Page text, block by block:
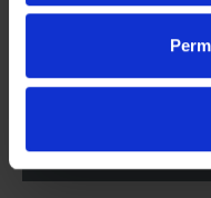
CIUDADES
III - TOLEDO